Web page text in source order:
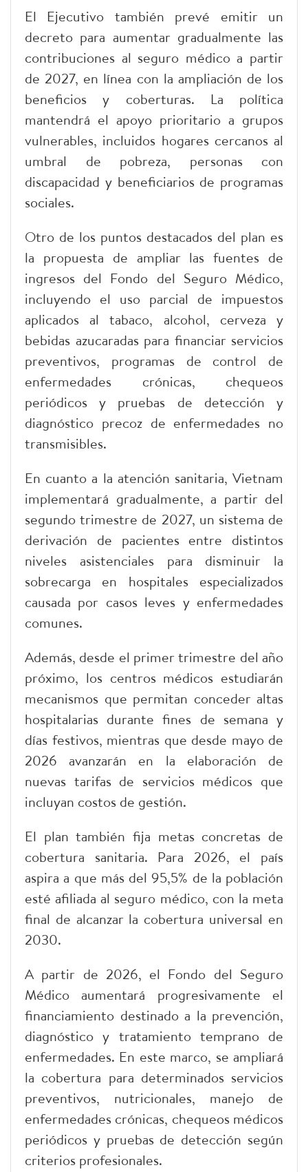
El Ejecutivo también prevé emitir un
decreto para aumentar gradualmente las
contribuciones al seguro médico a partir
de 2027, en línea con la ampliación de los
beneficios y coberturas. La política
mantendrá el apoyo prioritario a grupos
vulnerables, incluidos hogares cercanos al
umbral de pobreza, personas con
discapacidad y beneficiarios de programas
sociales.
Otro de los puntos destacados del plan es
la propuesta de ampliar las fuentes de
ingresos del Fondo del Seguro Médico,
incluyendo el uso parcial de impuestos
aplicados al tabaco, alcohol, cerveza y
bebidas azucaradas para financiar servicios
preventivos, programas de control de
enfermedades crónicas, chequeos
periódicos y pruebas de detección y
diagnóstico precoz de enfermedades no
transmisibles.
En cuanto a la atención sanitaria, Vietnam
implementará gradualmente, a partir del
segundo trimestre de 2027, un sistema de
derivación de pacientes entre distintos
niveles asistenciales para disminuir la
sobrecarga en hospitales especializados
causada por casos leves y enfermedades
comunes.
Además, desde el primer trimestre del año
próximo, los centros médicos estudiarán
mecanismos que permitan conceder altas
hospitalarias durante fines de semana y
días festivos, mientras que desde mayo de
2026 avanzarán en la elaboración de
nuevas tarifas de servicios médicos que
incluyan costos de gestión.
El plan también fija metas concretas de
cobertura sanitaria. Para 2026, el país
aspira a que más del 95,5% de la población
esté afiliada al seguro médico, con la meta
final de alcanzar la cobertura universal en
2030.
A partir de 2026, el Fondo del Seguro
Médico aumentará progresivamente el
financiamiento destinado a la prevención,
diagnóstico y tratamiento temprano de
enfermedades. En este marco, se ampliará
la cobertura para determinados servicios
preventivos, nutricionales, manejo de
enfermedades crónicas, chequeos médicos
periódicos y pruebas de detección según
criterios profesionales.